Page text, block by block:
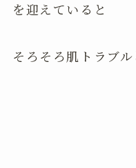
を迎えていると
そろそろ肌トラブ